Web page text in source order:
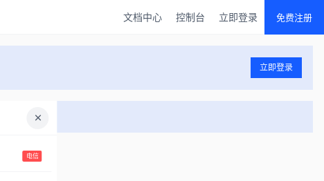
文档中心 控制台 立即登录 免费注册
立即登录
电信